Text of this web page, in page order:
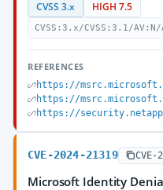
CVSS 3.x HIGH 7.5
CVSS:3.x/CVSS:3.1/
REFERENCES
https://
https://
https://
CVE-2024-21319 CVE-
Microsoft Identity